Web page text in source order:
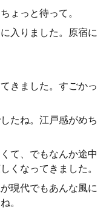
ょっと待って。
入りました。原宿に
きました。すごかっ
たね。江戸感がめち
て、でもなんか途中
くなってきました。
現代でもあんな風に
。